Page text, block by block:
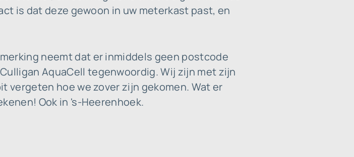
is dat deze gewoon in uw meterkast past, en
neemt dat er inmiddels geen postcode
AquaCell tegenwoordig. Wij zijn met zijn
vergeten hoe we zover zijn gekomen. Wat er
Ook in 's-Heerenhoek.